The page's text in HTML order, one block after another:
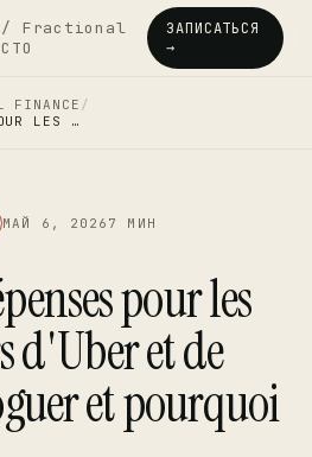
/ Fractional
CTO
ЗАПИСАТЬСЯ
→
FINANCE /
LES …
МАЙ 6, 2026 7 МИН
pour les
d'Uber et de
et pourquoi